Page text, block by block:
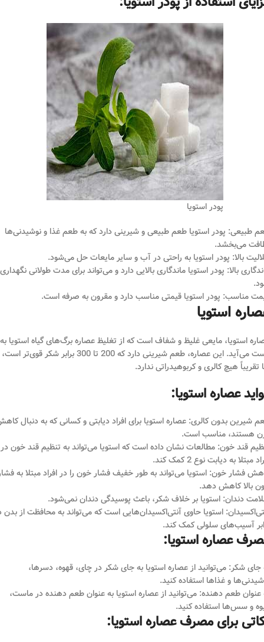
پودر استویا
طبیعی: پودر استویا طعم طبیعی و شیرینی دارد که به طعم غذا و نوشیدنی‌ها
می‌بخشد.
بالا: پودر استویا به راحتی در آب و سایر مایعات حل می‌شود.
بالا: پودر استویا ماندگاری بالایی دارد و می‌تواند برای مدت طولانی نگهداری
مناسب: پودر استویا قیمتی مناسب دارد و مقرون به صرفه است.
استویا
استویا، مایعی غلیظ و شفاف است که از تغلیظ عصاره برگ‌های گیاه استویا به
دست می‌آید. این عصاره، طعم شیرینی دارد که 200 تا 300 برابر شکر قوی‌تر است،
تقریباً هیچ کالری و کربوهیدراتی ندارد.
عصاره استویا:
شیرین بدون کالری: عصاره استویا برای افراد دیابتی و کسانی که به دنبال
هستند، مناسب است.
قند خون: مطالعات نشان داده است که استویا می‌تواند به تنظیم قند خون در
مبتلا به دیابت نوع 2 کمک کند.
فشار خون: استویا می‌تواند به طور خفیف فشار خون را در افراد مبتلا به
بالا کاهش دهد.
دندان: استویا بر خلاف شکر، باعث پوسیدگی دندان نمی‌شود.
استویا حاوی آنتی‌اکسیدان‌هایی است که می‌تواند به محافظت از بدن
آسیب‌های سلولی کمک کند.
عصاره استویا:
جای شکر: می‌توانید از عصاره استویا به جای شکر در چای، قهوه، دسرها،
و غذاها استفاده کنید.
عنوان طعم دهنده: می‌توانید از عصاره استویا به عنوان طعم دهنده در ماست،
و سس‌ها استفاده کنید.
برای مصرف عصاره استویا: